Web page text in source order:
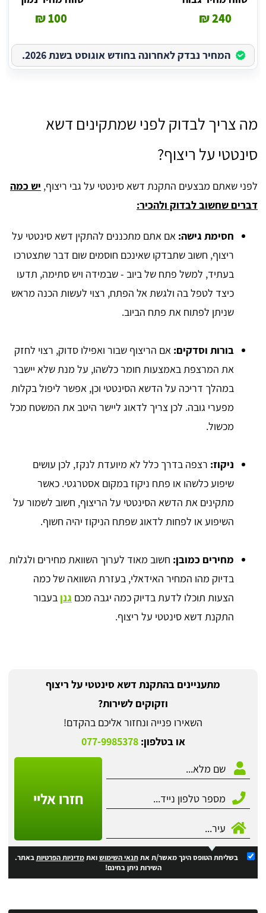
240 ₪
100 ₪
המחיר נבדק לאחרונה בחודש אוגוסט בשנת 2026.
מה צריך לבדוק לפני שמתקינים דשא
סינטטי על ריצוף?
לפני שאתם מבצעים התקנת דשא סינטטי על גבי ריצוף, יש כמה
דברים שחשוב לבדוק ולהכיר:
חסימת גישה: אם אתם מתכננים להתקין דשא סינטטי על
ריצוף, חשוב שתבדקו שאינכם חוסמים שום דבר שתצטרכו
בעתיד, למשל פתח של ביוב - שבמידה ויש סתימה, תדעו
כיצד לטפל בה ולגשת אל הפתח, רצוי לעשות הכנה מראש
שניתן לפתוח את פתח הביוב.
בורות וסדקים: אם הריצוף שבור ואפילו סדוק, רצוי לחזק
את המרצפת באמצעות חומר כלשהו, על מנת שלא יישבר
במהלך דריכה על הדשא הסינטטי וכן, אפשר ליפול בקלות
מפערי גובה. לכן צריך לדאוג ליישר היטב את המשטח מכל
מכשול.
ניקוז: רצפה בדרך כלל לא מיועדת לנקז, לכן עושים
שיפוע כלשהו או פתח ניקוז במקום אסטרגטי. כאשר
מתקינים את הדשא הסינטטי על הריצוף, חשוב לשמור על
השיפוע או לפחות לדאוג שפתח הניקוז יהיה חשוף.
מחירים כמובן: חשוב מאוד לערוך השוואת מחירים ולגלות
בדיוק מהו המחיר האידאלי, בעזרת השוואה של כמה
הצעות תוכלו לדעת בדיוק כמה יגבה מכם גנן בעבור
התקנת דשא סינטטי על ריצוף.
מתעניינים בהתקנת דשא סינטטי על ריצוף
וזקוקים לשירות?
השאירו פנייה ונחזור אליכם בהקדם!
או בטלפון:077-9985378
חזרו אליי
בשליחת הטופס הינך מאשר/ת אתתנאי השימושואתמדיניות הפרטיותבאתר.
השירות ניתן בחינם!